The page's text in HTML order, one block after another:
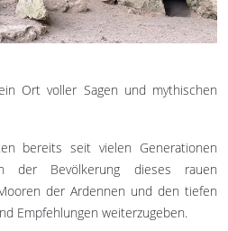
Ort voller Sagen und mythischen
bereits seit vielen Generationen
der Bevölkerung dieses rauen
der Ardennen und den tiefen
Empfehlungen weiterzugeben.